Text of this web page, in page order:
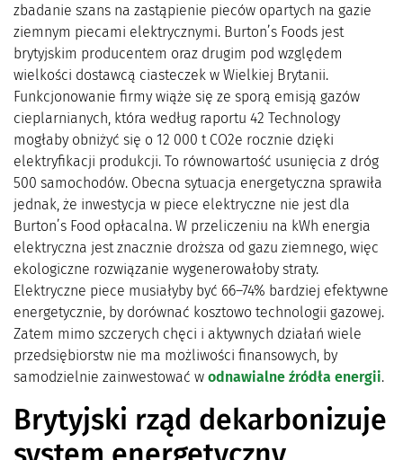
zbadanie szans na zastąpienie pieców opartych na gazie
ziemnym piecami elektrycznymi. Burton’s Foods jest
brytyjskim producentem oraz drugim pod względem
wielkości dostawcą ciasteczek w Wielkiej Brytanii.
Funkcjonowanie firmy wiąże się ze sporą emisją gazów
cieplarnianych, która według raportu 42 Technology
mogłaby obniżyć się o 12 000 t CO2e rocznie dzięki
elektryfikacji produkcji. To równowartość usunięcia z dróg
500 samochodów. Obecna sytuacja energetyczna sprawiła
jednak, że inwestycja w piece elektryczne nie jest dla
Burton’s Food opłacalna. W przeliczeniu na kWh energia
elektryczna jest znacznie droższa od gazu ziemnego, więc
ekologiczne rozwiązanie wygenerowałoby straty.
Elektryczne piece musiałyby być 66–74% bardziej efektywne
energetycznie, by dorównać kosztowo technologii gazowej.
Zatem mimo szczerych chęci i aktywnych działań wiele
przedsiębiorstw nie ma możliwości finansowych, by
samodzielnie zainwestować w odnawialne źródła energii.
Brytyjski rząd dekarbonizuje